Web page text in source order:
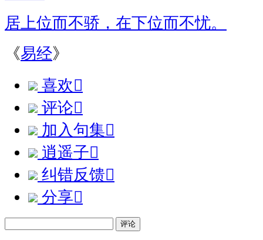
居上位而不骄，在下位而不忧。
《易经》
喜欢
评论
加入句集
逍遥子
纠错反馈
分享
评论